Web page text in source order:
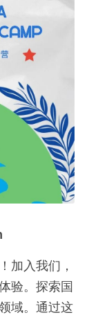
加入我们，
验。探索国
域。通过这